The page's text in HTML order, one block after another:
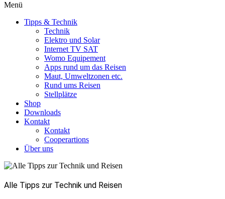
Menü
Tipps & Technik
Technik
Elektro und Solar
Internet TV SAT
Womo Equipement
Apps rund um das Reisen
Maut, Umweltzonen etc.
Rund ums Reisen
Stellplätze
Shop
Downloads
Kontakt
Kontakt
Cooperartions
Über uns
Alle Tipps zur Technik und Reisen